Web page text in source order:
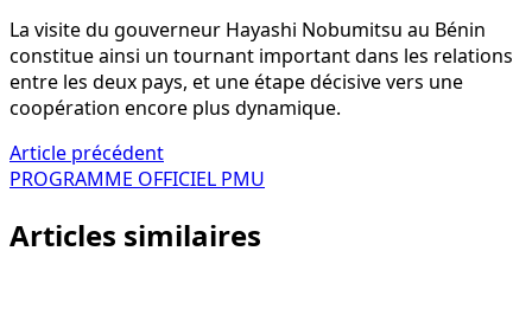
La visite du gouverneur Hayashi Nobumitsu au Bénin
constitue ainsi un tournant important dans les relations
entre les deux pays, et une étape décisive vers une
coopération encore plus dynamique.
Navigation
de
l’article
Article précédent
PROGRAMME OFFICIEL PMU
Articles similaires